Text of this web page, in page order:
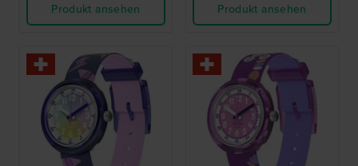
Produkt ansehen
Produkt ansehen